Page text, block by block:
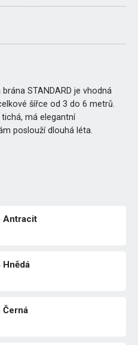
STANDARD je vhodná
šířce od 3 do 6 metrů.
má elegantní
poslouží dlouhá léta.
Antracit
Hnědá
Černá